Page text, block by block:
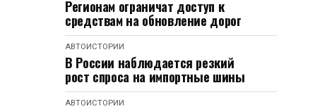
Регионам ограничат доступ к
средствам на обновление дорог
АВТОИСТОРИИ
В России наблюдается резкий
рост спроса на импортные шины
АВТОИСТОРИИ